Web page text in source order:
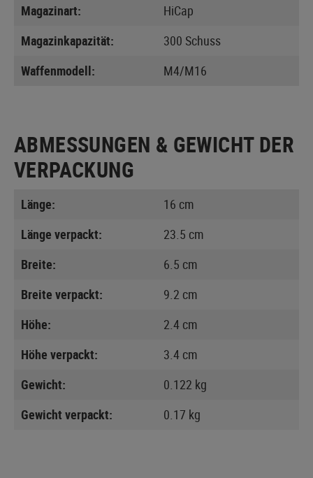
Magazinart:
HiCap
Magazinkapazität:
300 Schuss
Waffenmodell:
M4/M16
ABMESSUNGEN & GEWICHT DER
VERPACKUNG
Länge:
16 cm
Länge verpackt:
23.5 cm
Breite:
6.5 cm
Breite verpackt:
9.2 cm
Höhe:
2.4 cm
Höhe verpackt:
3.4 cm
Gewicht:
0.122 kg
Gewicht verpackt:
0.17 kg